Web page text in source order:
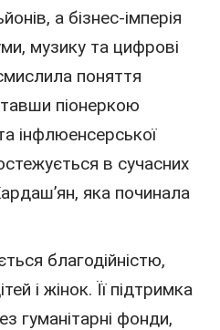
а бізнес-імперія
музику та цифрові
поняття
піонеркою
інфлюенсерської
в сучасних
яка починала
благодійністю,
і жінок. Її підтримка
гуманітарні фонди,